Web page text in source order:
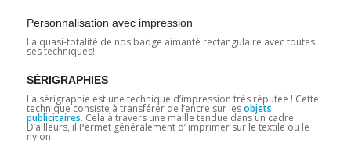
Personnalisation avec impression
La quasi-totalité de nos badge aimanté rectangulaire avec toutes
ses techniques!
SÉRIGRAPHIES
La sérigraphie est une technique d’impression très réputée ! Cette
technique consiste à transférer de l’encre sur lesobjets
publicitaires. Cela à travers une maille tendue dans un cadre.
D’ailleurs, il Permet généralement d’ imprimer sur le textile ou le
nylon.